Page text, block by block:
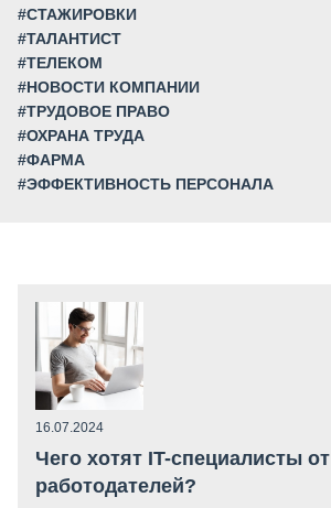
#СТАЖИРОВКИ
#ТАЛАНТИСТ
#ТЕЛЕКОМ
#НОВОСТИ КОМПАНИИ
#ТРУДОВОЕ ПРАВО
#ОХРАНА ТРУДА
#ФАРМА
#ЭФФЕКТИВНОСТЬ ПЕРСОНАЛА
16.07.2024
Чего хотят IT-специалисты от
работодателей?